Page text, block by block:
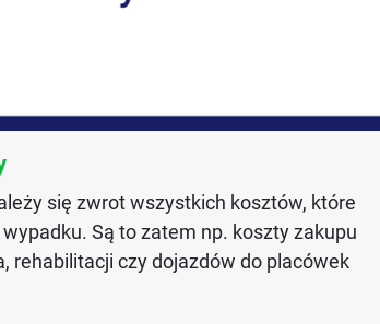
się zwrot wszystkich kosztów, które
Są to zatem np. koszty zakupu
rehabilitacji czy dojazdów do placówek